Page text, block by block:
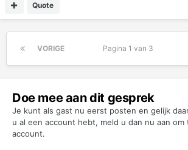
Quote
VORIGE Pagina 1 van 3
Doe mee aan dit gesprek
Je kunt als gast nu eerst posten en gelijk
u al een account hebt, meld u dan nu aan om
account.